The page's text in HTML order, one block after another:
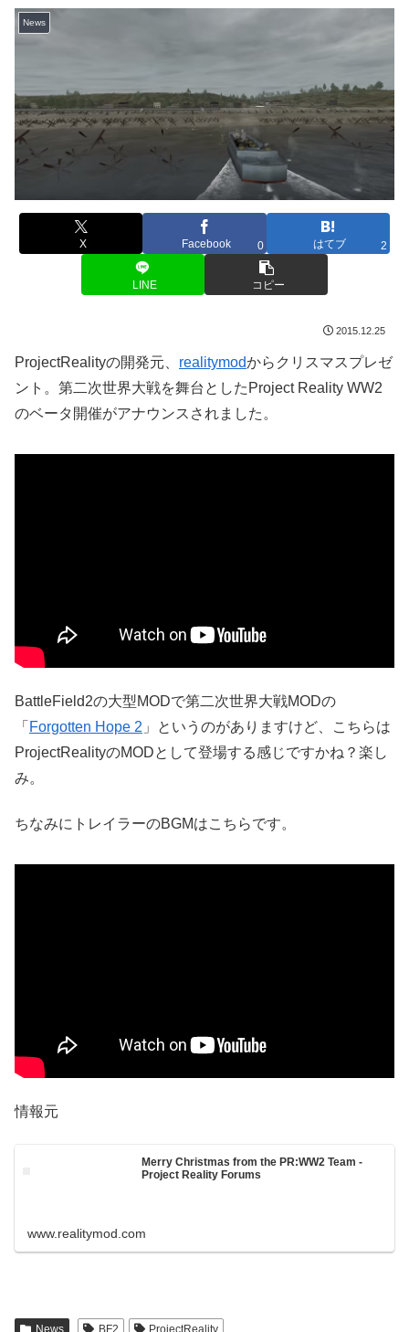
News
X Facebook 0 はてブ 2
LINE コピー
2015.12.25
ProjectRealityの開発元、 realitymodからクリスマスプレゼ
ント。第二次世界大戦を舞台としたProject Reality WW2
のベータ開催がアナウンスされました。
BattleField2の大型MODで第二次世界大戦MODの
「 Forgotten Hope 2 」というのがありますけど、こちらは
ProjectRealityのMODとして登場する感じですかね？楽し
み。
ちなみにトレイラーのBGMはこちらです。
情報元
Merry Christmas from the PR:WW2 Team -
Project Reality Forums
www.realitymod.com